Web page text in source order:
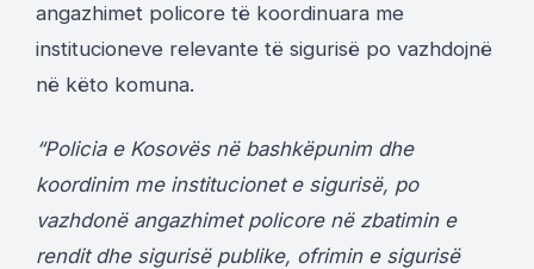
angazhimet policore të koordinuara me
institucioneve relevante të sigurisë po vazhdojnë
në këto komuna.
“Policia e Kosovës në bashkëpunim dhe
koordinim me institucionet e sigurisë, po
vazhdonë angazhimet policore në zbatimin e
rendit dhe sigurisë publike, ofrimin e sigurisë